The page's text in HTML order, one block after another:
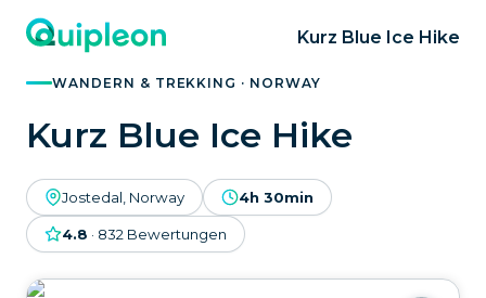
Kurz Blue Ice Hike
WANDERN & TREKKING · NORWAY
Kurz Blue Ice Hike
Jostedal, Norway 4h 30min
4.8 · 832 Bewertungen